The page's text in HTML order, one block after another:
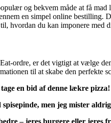
og bekvem måde at få mad
en simpel online bestilling.
hvordan du kan imponere med
ordre, er det vigtigt at vælge
til at skabe den perfekte
en bid af denne lækre
men jeg mister